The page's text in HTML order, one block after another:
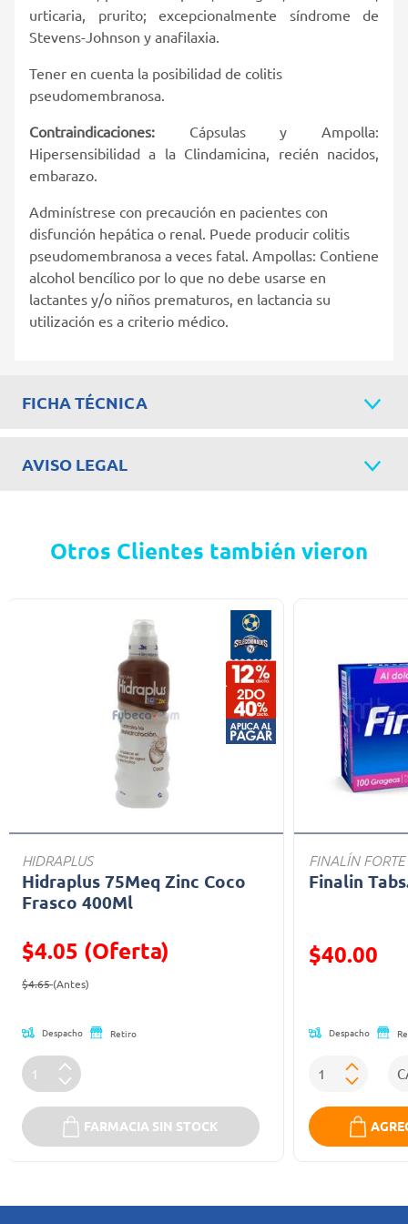
urticaria, prurito; excepcionalmente síndrome de
Stevens-Johnson y anafilaxia.
Tener en cuenta la posibilidad de colitis
pseudomembranosa.
Contraindicaciones: Cápsulas y Ampolla:
Hipersensibilidad a la Clindamicina, recién nacidos,
embarazo.
Adminístrese con precaución en pacientes con
disfunción hepática o renal. Puede producir colitis
pseudomembranosa a veces fatal. Ampollas: Contiene
alcohol bencílico por lo que no debe usarse en
lactantes y/o niños prematuros, en lactancia su
utilización es a criterio médico.
FICHA TÉCNICA
AVISO LEGAL
Otros Clientes también vieron
HIDRAPLUS
Hidraplus 75Meq Zinc Coco
Frasco 400Ml
$4.05 (Oferta)
Precio reducido de
$4.65(Antes)
Despacho Retiro
FARMACIA SIN STOCK
FINALÍN FORTE
Finalin
Precio
$40.00
Despacho